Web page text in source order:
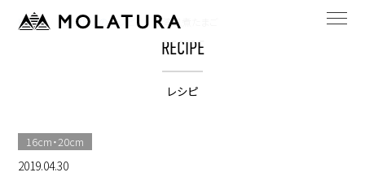
HOME bestpotのレシピ 台湾風煮たまご
RECIPE
レシピ
16cm・20cm
2019.04.30